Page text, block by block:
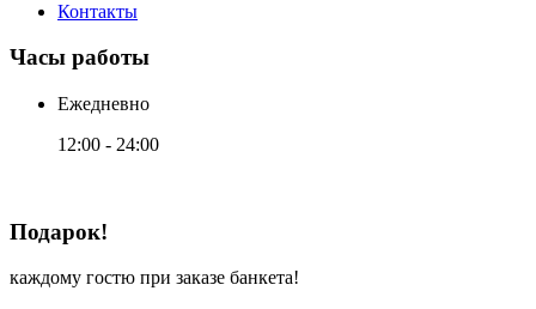
Контакты
Часы работы
Ежедневно
12:00 - 24:00
Подарок!
каждому гостю при заказе банкета!